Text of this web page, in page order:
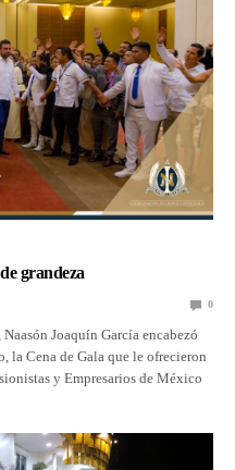
grandeza
0
Joaquín García encabezó
la Cena de Gala que le ofrecieron
y Empresarios de México